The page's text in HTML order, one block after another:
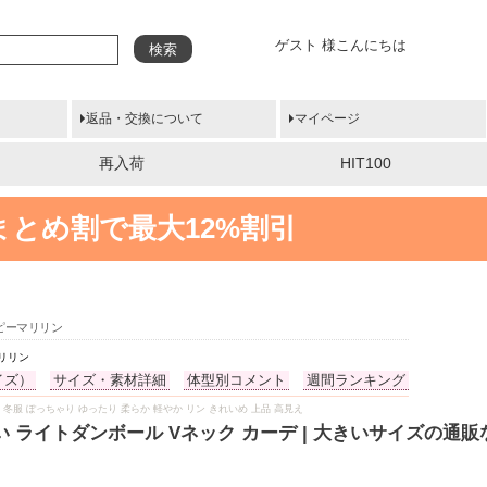
ゲスト 様こんにちは
検索
返品・交換について マイページ
再入荷 HIT100
め割で最大12%割引
ーマリリン
リン
） サイズ・素材詳細 体型別コメント 週間ランキング
服 ぽっちゃり ゆったり 柔らか 軽やか リン きれいめ 上品 高見え
ライトダンボール Vネック カーデ | 大きいサイズの通販